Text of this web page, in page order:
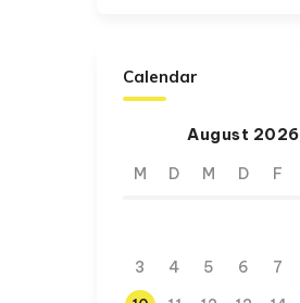
Calendar
August 2026
M D M D F
3
4 5 6 7